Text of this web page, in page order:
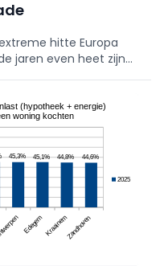
hitte Europa
jaren even heet zijn
België wordt